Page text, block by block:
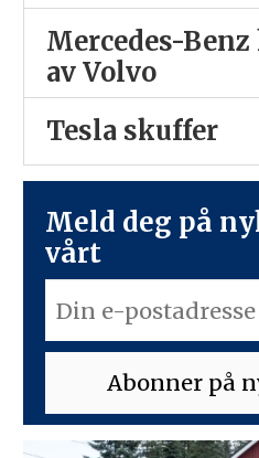
Mercedes-
av Volvo
Tesla skuffer
Meld deg på
vårt